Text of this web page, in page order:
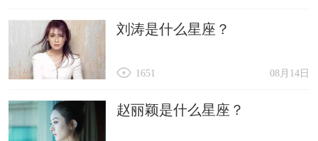
刘涛是什么星座？
08月14日
1651
赵丽颖是什么星座？